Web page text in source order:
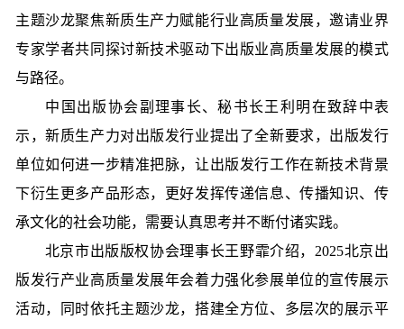
主题沙龙聚焦新质生产力赋能行业高质量发展，邀请业界
专家学者共同探讨新技术驱动下出版业高质量发展的模式
与路径。
中国出版协会副理事长、秘书长王利明在致辞中表
示，新质生产力对出版发行业提出了全新要求，出版发行
单位如何进一步精准把脉，让出版发行工作在新技术背景
下衍生更多产品形态，更好发挥传递信息、传播知识、传
承文化的社会功能，需要认真思考并不断付诸实践。
北京市出版版权协会理事长王野霏介绍，2025北京出
版发行产业高质量发展年会着力强化参展单位的宣传展示
活动，同时依托主题沙龙，搭建全方位、多层次的展示平